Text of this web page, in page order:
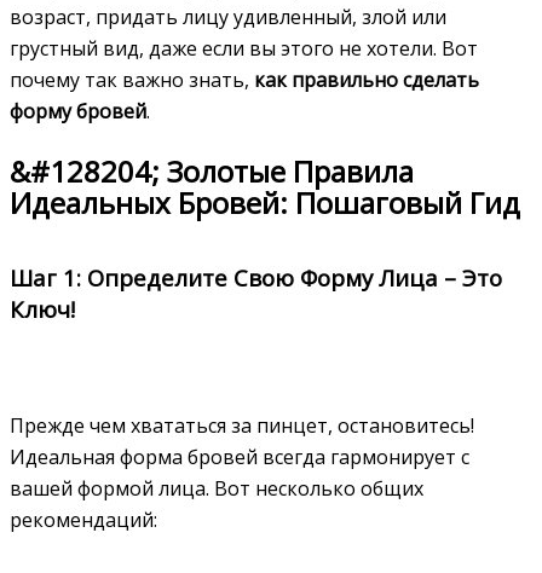
возраст, придать лицу удивленный, злой или
грустный вид, даже если вы этого не хотели. Вот
почему так важно знать, как правильно сделать
форму бровей.
&#128204; Золотые Правила
Идеальных Бровей: Пошаговый Гид
Шаг 1: Определите Свою Форму Лица – Это
Ключ!
Прежде чем хвататься за пинцет, остановитесь!
Идеальная форма бровей всегда гармонирует с
вашей формой лица. Вот несколько общих
рекомендаций: